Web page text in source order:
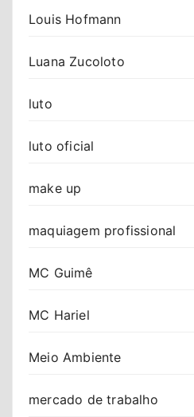
Louis Hofmann
Luana Zucoloto
luto
luto oficial
make up
maquiagem profissional
MC Guimê
MC Hariel
Meio Ambiente
mercado de trabalho